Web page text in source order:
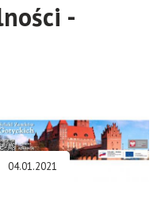
-
04.01.2021